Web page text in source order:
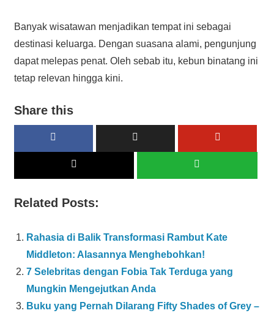
Banyak wisatawan menjadikan tempat ini sebagai
destinasi keluarga. Dengan suasana alami, pengunjung
dapat melepas penat. Oleh sebab itu, kebun binatang ini
tetap relevan hingga kini.
Share this
Related Posts:
Rahasia di Balik Transformasi Rambut Kate
Middleton: Alasannya Menghebohkan!
7 Selebritas dengan Fobia Tak Terduga yang
Mungkin Mengejutkan Anda
Buku yang Pernah Dilarang Fifty Shades of Grey –